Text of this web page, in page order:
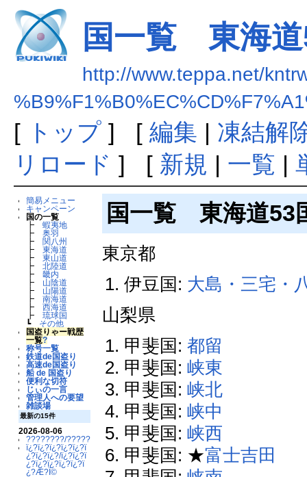
国一覧 東海道
http://www.teppa.net/
[ トップ] [ 編集 | 凍結解
リロード ] [ 新規 | 一覧 |
簡易メニュー
キャンペーン
国の一覧
┣蝦夷地
┣奥羽
┣ 関八州
┣東海道
┣東山道
┣北陸道
┣畿内
┣ 山陰道
┣ 山陽道
┣南海道
┣西海道
┣琉球国
┗ その他
国盗りゃー戦歴
一覧?
称号一覧
鉄道de国盗り
高速de国盗り
船 de 国盗り
便利な切符
じぃの一言
管理人への要望
雑談場
最新の15件
2026-08-06
????????/??????????
ï¿?ï¿?ï¿?ï¿?ï¿?ï
¿?ï¿?ï¿?/ï¿?ï¿?ï
¿?ï¿?ï¿?ï¿?ï¿?ï
¿?Æ?Ï©
国一覧 東海道53
東京都
伊豆国: 大島・三宅・
山梨県
甲斐国:都留
甲斐国:峡東
甲斐国:峡北
甲斐国:峡中
甲斐国:峡西
甲斐国: ★富士吉田